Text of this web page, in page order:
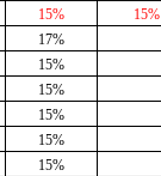
15% 15%
17%
15%
15%
15%
15%
15%